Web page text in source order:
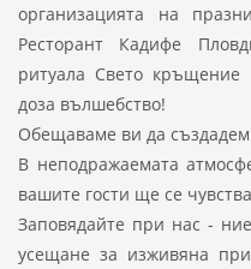
организацията на
Ресторант Кадифе
ритуала Свето
доза вълшебство!
Обещаваме ви да създадем
В неподражаемата
вашите гости ще се
Заповядайте при нас -
усещане за изживяна